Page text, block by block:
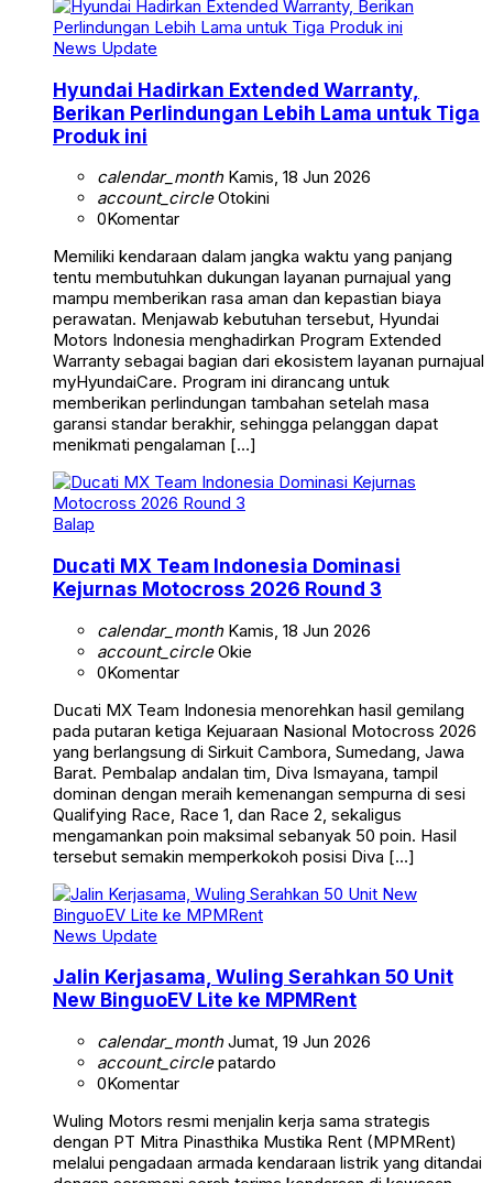
News Update
Hyundai Hadirkan Extended Warranty,
Berikan Perlindungan Lebih Lama untuk Tiga
Produk ini
calendar_monthKamis, 18 Jun 2026
account_circleOtokini
0Komentar
Memiliki kendaraan dalam jangka waktu yang panjang
tentu membutuhkan dukungan layanan purnajual yang
mampu memberikan rasa aman dan kepastian biaya
perawatan. Menjawab kebutuhan tersebut, Hyundai
Motors Indonesia menghadirkan Program Extended
Warranty sebagai bagian dari ekosistem layanan purnajual
myHyundaiCare. Program ini dirancang untuk
memberikan perlindungan tambahan setelah masa
garansi standar berakhir, sehingga pelanggan dapat
menikmati pengalaman […]
Balap
Ducati MX Team Indonesia Dominasi
Kejurnas Motocross 2026 Round 3
calendar_monthKamis, 18 Jun 2026
account_circleOkie
0Komentar
Ducati MX Team Indonesia menorehkan hasil gemilang
pada putaran ketiga Kejuaraan Nasional Motocross 2026
yang berlangsung di Sirkuit Cambora, Sumedang, Jawa
Barat. Pembalap andalan tim, Diva Ismayana, tampil
dominan dengan meraih kemenangan sempurna di sesi
Qualifying Race, Race 1, dan Race 2, sekaligus
mengamankan poin maksimal sebanyak 50 poin. Hasil
tersebut semakin memperkokoh posisi Diva […]
News Update
Jalin Kerjasama, Wuling Serahkan 50 Unit
New BinguoEV Lite ke MPMRent
calendar_monthJumat, 19 Jun 2026
account_circlepatardo
0Komentar
Wuling Motors resmi menjalin kerja sama strategis
dengan PT Mitra Pinasthika Mustika Rent (MPMRent)
melalui pengadaan armada kendaraan listrik yang ditandai